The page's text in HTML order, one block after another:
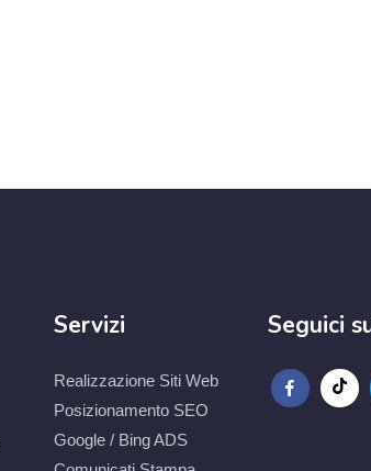
Servizi
Realizzazione Siti Web
Posizionamento SEO
Google / Bing ADS
Seguici